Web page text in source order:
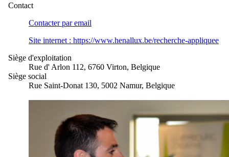
Contact
Contacter par email
Site internet : https://www.henallux.be/recherche-appliquee
Siège d'exploitation
Rue d' Arlon 112, 6760 Virton, Belgique
Siège social
Rue Saint-Donat 130, 5002 Namur, Belgique